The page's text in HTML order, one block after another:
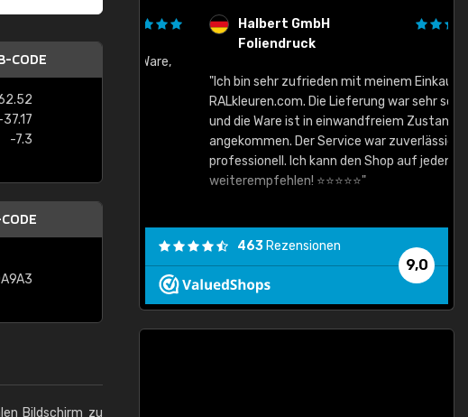
CODE
-7.3
Bildschirm zu
gute Ware,
Halbert GmbH
Foliendruck
"Ich bin sehr zufrieden mit meinem Einkauf bei
RALkleuren.com. Die Lieferung war sehr schnell
und die Ware ist in einwandfreiem Zustand
angekommen. Der Service war zuverlässig und
professionell. Ich kann den Shop auf jeden Fall
weiterempfehlen! ⭐⭐⭐⭐⭐"
9,0
463 Rezensionen